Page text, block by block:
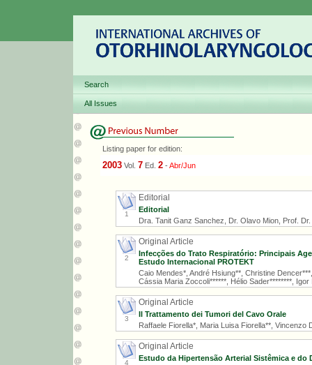
Search
All Issues
Listing paper for edition:
2003 Vol. 7 Ed. 2 -Abr/Jun
1
Editorial
Editorial
Dra. Tanit Ganz Sanchez, Dr. Olavo Mion, Prof.
2
Original Article
Infecções do Trato Respiratório: Principais
Estudo Internacional PROTEKT
Caio Mendes*, André Hsiung**, Christine
Cássia Maria Zoccoli******, Hélio Sader********, Igor
3
Original Article
Il Trattamento dei Tumori del Cavo Orale
Raffaele Fiorella*, Maria Luisa Fiorella**, Vincenzo
4
Original Article
Estudo da Hipertensão Arterial Sistêmica e do